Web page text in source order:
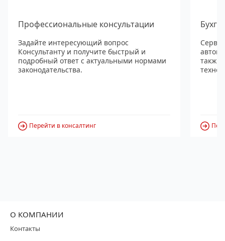
Профессиональные консультации
Задайте интересующий вопрос
Консультанту и получите быстрый и
подробный ответ с актуальными нормами
законодательства.
Перейти в консалтинг
также
О КОМПАНИИ
Контакты